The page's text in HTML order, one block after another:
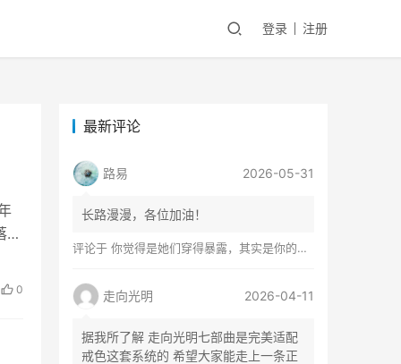
登录 注册
后
0
最新评论
路易 2026-05-31
长路漫漫，各位加油！
评论于 你觉得是她们穿得暴露，其实是你的心在着火
走向光明 2026-04-11
据我所了解 走向光明七部曲是完美适配
戒色这套系统的 希望大家能走上一条正